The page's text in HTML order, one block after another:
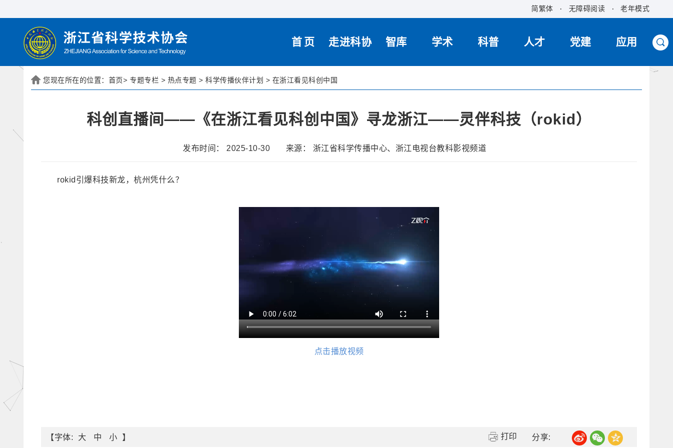
简繁体 无障碍阅读 老年模式
首页 走进科协 智库 学术 科普 人才 党建 应用
您现在所在的位置： 首页> 专题专栏 > 热点专题 > 科学传播伙伴计划 > 在浙江看见科创中国
科创直播间——《在浙江看见科创中国》寻龙浙江——灵伴科技（rokid）
发布时间： 2025-10-30 来源： 浙江省科学传播中心、浙江电视台教科影视频道
rokid引爆科技新龙，杭州凭什么？
点击播放视频
【字体: 大 中 小 】 打印 分享: